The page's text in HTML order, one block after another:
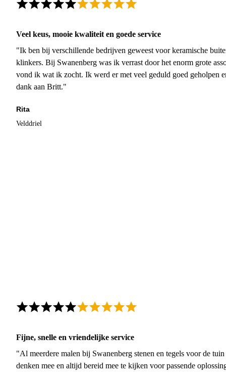
Veel keus, mooie kwaliteit en goede service
"Ik ben bij verschillende bedrijven geweest voor keramische
klinkers. Bij Swanenberg was ik verrast door het enorm grote
vond ik wat ik zocht. Ik werd er met veel geduld goed geholpen
dank aan Britt."
Rita
Velddriel
Fijne, snelle en vriendelijke service
"Al meerdere malen bij Swanenberg stenen en tegels voor de
denken mee en altijd bereid mee te kijken voor passende